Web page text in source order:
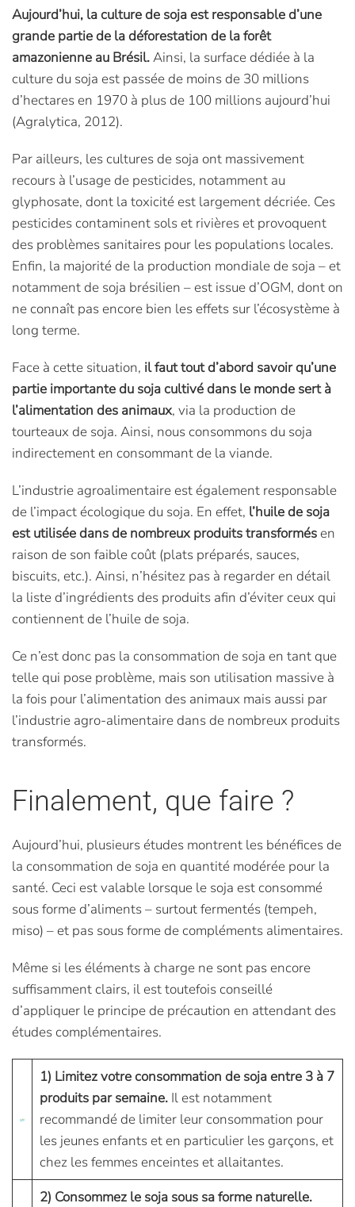
Aujourd’hui, la culture de soja est responsable d’une
grande partie de la déforestation de la forêt
amazonienne au Brésil.Ainsi, la surface dédiée à la
culture du soja est passée de moins de 30 millions
d’hectares en 1970 à plus de 100 millions aujourd’hui
(Agralytica, 2012).
Par ailleurs, les cultures de soja ont massivement
recours à l’usage de pesticides, notamment au
glyphosate, dont la toxicité est largement décriée. Ces
pesticides contaminent sols et rivières et provoquent
des problèmes sanitaires pour les populations locales.
Enfin, la majorité de la production mondiale de soja – et
notamment de soja brésilien – est issue d’OGM, dont on
ne connaît pas encore bien les effets sur l’écosystème à
long terme.
Face à cette situation, il faut tout d’abord savoir qu’une
partie importante du soja cultivé dans le monde sert à
l’alimentation des animaux, via la production de
tourteaux de soja. Ainsi, nous consommons du soja
indirectement en consommant de la viande.
L’industrie agroalimentaire est également responsable
de l’impact écologique du soja. En effet, l’huile de soja
est utilisée dans de nombreux produits transformésen
raison de son faible coût (plats préparés, sauces,
biscuits, etc.). Ainsi, n’hésitez pas à regarder en détail
la liste d’ingrédients des produits afin d’éviter ceux qui
contiennent de l’huile de soja.
Ce n’est donc pas la consommation de soja en tant que
telle qui pose problème, mais son utilisation massive à
la fois pour l’alimentation des animaux mais aussi par
l’industrie agro-alimentaire dans de nombreux produits
transformés.
Finalement, que faire ?
Aujourd’hui, plusieurs études montrent les bénéfices de
la consommation de soja en quantité modérée pour la
santé. Ceci est valable lorsque le soja est consommé
sous forme d’aliments – surtout fermentés (tempeh,
miso) – et pas sous forme de compléments alimentaires.
Même si les éléments à charge ne sont pas encore
suffisamment clairs, il est toutefois conseillé
d’appliquer le principe de précaution en attendant des
études complémentaires.
1) Limitez votre consommation de soja entre 3 à 7
produits par semaine.Il est notamment
recommandé de limiter leur consommation pour
les jeunes enfants et en particulier les garçons, et
chez les femmes enceintes et allaitantes.
2) Consommez le soja sous sa forme naturelle.